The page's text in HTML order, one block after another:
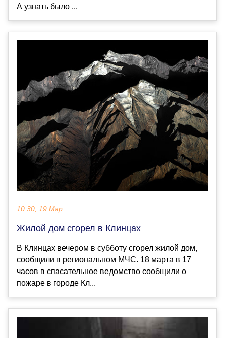
А узнать было ...
10:30, 19 Мар
Жилой дом сгорел в Клинцах
В Клинцах вечером в субботу сгорел жилой дом,
сообщили в региональном МЧС. 18 марта в 17
часов в спасательное ведомство сообщили о
пожаре в городе Кл...